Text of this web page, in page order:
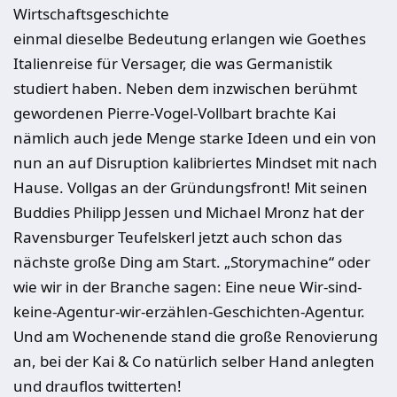
Wirtschaftsgeschichte
einmal dieselbe Bedeutung erlangen wie Goethes
Italienreise für Versager, die was Germanistik
studiert haben. Neben dem inzwischen berühmt
gewordenen Pierre-Vogel-Vollbart brachte Kai
nämlich auch jede Menge starke Ideen und ein von
nun an auf Disruption kalibriertes Mindset mit nach
Hause. Vollgas an der Gründungsfront! Mit seinen
Buddies Philipp Jessen und Michael Mronz hat der
Ravensburger Teufelskerl jetzt auch schon das
nächste große Ding am Start. „Storymachine“ oder
wie wir in der Branche sagen: Eine neue Wir-sind-
keine-Agentur-wir-erzählen-Geschichten-Agentur.
Und am Wochenende stand die große Renovierung
an, bei der Kai & Co natürlich selber Hand anlegten
und drauflos twitterten!